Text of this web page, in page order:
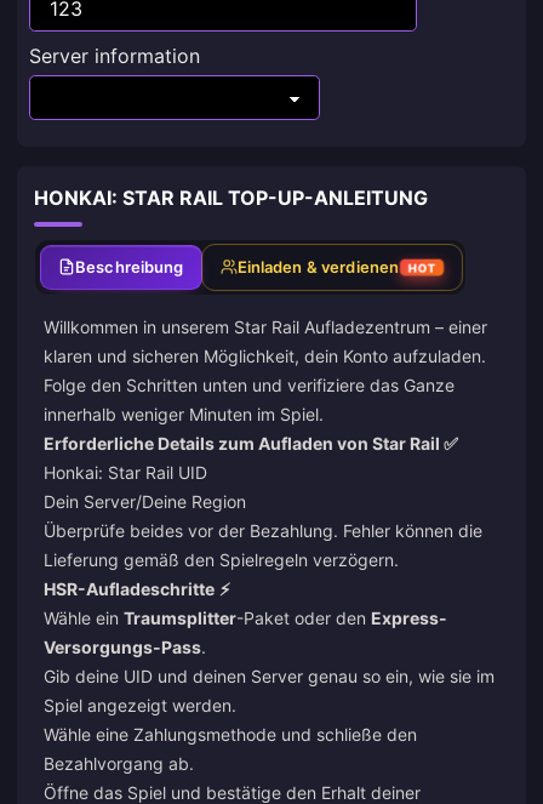
Server information
HONKAI: STAR RAIL TOP-UP-ANLEITUNG
Beschreibung Einladen & verdienen HOT
Willkommen in unserem Star Rail Aufladezentrum – einer
klaren und sicheren Möglichkeit, dein Konto aufzuladen.
Folge den Schritten unten und verifiziere das Ganze
innerhalb weniger Minuten im Spiel.
Erforderliche Details zum Aufladen von Star Rail ✅
Honkai: Star Rail UID
Dein Server/Deine Region
Überprüfe beides vor der Bezahlung. Fehler können die
Lieferung gemäß den Spielregeln verzögern.
HSR-Aufladeschritte ⚡
Wähle ein Traumsplitter-Paket oder den Express-
Versorgungs-Pass.
Gib deine UID und deinen Server genau so ein, wie sie im
Spiel angezeigt werden.
Wähle eine Zahlungsmethode und schließe den
Bezahlvorgang ab.
Öffne das Spiel und bestätige den Erhalt deiner